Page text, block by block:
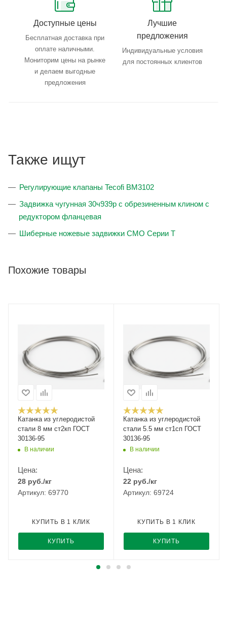
Доступные цены
Бесплатная доставка при
оплате наличными.
Мониторим цены на рынке
и делаем выгодные
предложения
Лучшие
предложения
Индивидуальные условия
для постоянных клиентов
Также ищут
Регулирующие клапаны Tecofi BM3102
Задвижка чугунная 30ч939р с обрезиненным клином с
редуктором фланцевая
Шиберные ножевые задвижки CMO Серии T
Похожие товары
Катанка из углеродистой
стали 8 мм ст2кп ГОСТ
30136-95
В наличии
Цена:
28 руб./кг
Артикул: 69770
КУПИТЬ
КУПИТЬ В 1 КЛИК
Катанка из углеродистой
стали 5.5 мм ст1сп ГОСТ
30136-95
В наличии
Цена:
22 руб./кг
Артикул: 69724
КУПИТЬ
КУПИТЬ В 1 КЛИК